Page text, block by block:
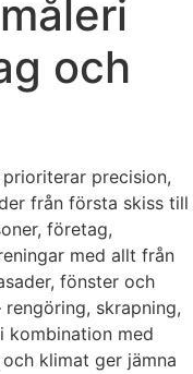
och
precision,
från första skiss till
företag,
med allt från
fönster och
skrapning,
kombination med
klimat ger jämna